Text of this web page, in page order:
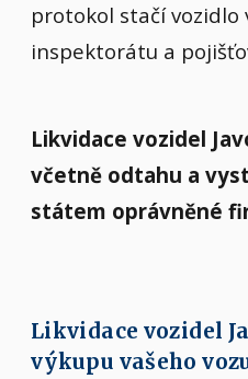
protokol stačí
inspektorátu a
Likvidace vozidel
včetně odtahu a
státem oprávněné
Likvidace vozidel
výkupu vašeho